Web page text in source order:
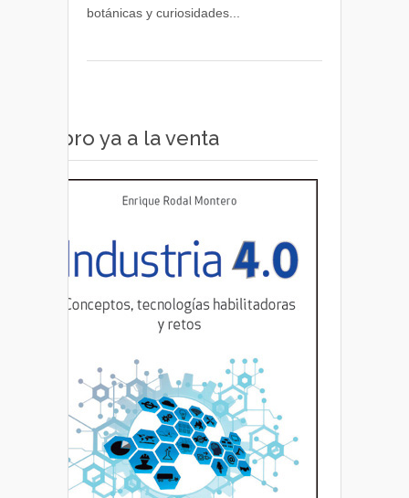
Trinitarios
botánicas y curiosidades...
Libro ya a la venta